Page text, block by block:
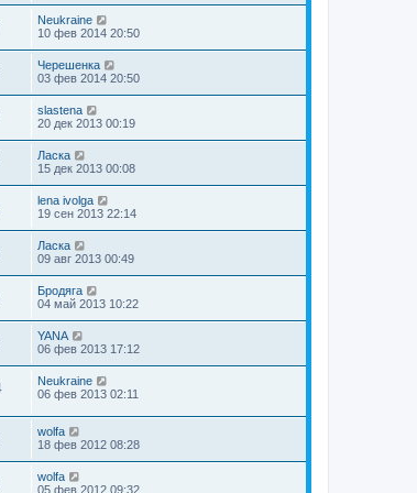
Neukraine
10 фев 2014 20:50
Черешенка
03 фев 2014 20:50
slastena
20 дек 2013 00:19
Ласка
15 дек 2013 00:08
lena ivolga
19 сен 2013 22:14
Ласка
09 авг 2013 00:49
Бродяга
04 май 2013 10:22
YANA
06 фев 2013 17:12
Neukraine
06 фев 2013 02:11
wolfa
18 фев 2012 08:28
wolfa
05 фев 2012 09:32